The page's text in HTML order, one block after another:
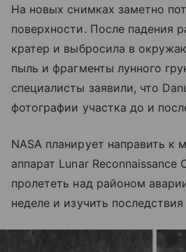
На новых снимках заметно
поверхности. После падения
кратер и выбросила в
пыль и фрагменты лунного
специалисты заявили, что
фотографии участка до и
NASA планирует направить к
аппарат Lunar
пролететь над районом
неделе и изучить